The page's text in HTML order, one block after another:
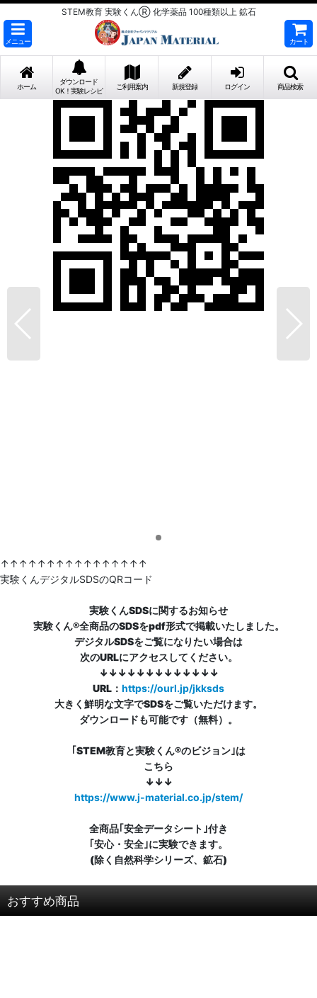
STEM教育 実験くんⓇ 化学薬品 100種類以上 鉱石
メニュー カート
ホーム
ダウンロード
OK！実験レシピ
ご利用案内 新規登録 ログイン 商品検索
↑↑↑↑↑↑↑↑↑↑↑↑↑↑↑↑
実験くんデジタルSDSのQRコード
実験くんSDSに関するお知らせ
実験くん®全商品のSDSをpdf形式で掲載いたしました。
デジタルSDSをご覧になりたい場合は
次のURLにアクセスしてください。
↓↓↓↓↓↓↓↓↓↓↓↓↓
URL： https://ourl.jp/jkksds
大きく鮮明な文字でSDSをご覧いただけます。
ダウンロードも可能です（無料）。
｢STEM教育と実験くん®のビジョン｣は
こちら
↓↓↓
https://www.j-material.co.jp/stem/
全商品｢安全データシート｣付き
｢安心・安全｣に実験できます。
(除く自然科学シリーズ、鉱石)
おすすめ商品